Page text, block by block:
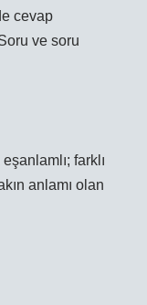
cevap
ve soru
farklı
anlamı olan